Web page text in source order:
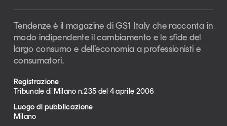
Tendenze è il magazine di GS1 Italy che racconta in
modo indipendente il cambiamento e le sfide del
largo consumo e dell’economia a professionisti e
consumatori.
Registrazione
Tribunale di Milano n.235 del 4 aprile 2006
Luogo di pubblicazione
Milano